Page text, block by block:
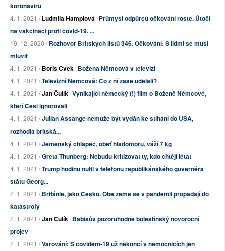
koronaviru
4. 1. 2021 /Ludmila Hamplová Průmysl odpůrců očkování roste. Útočí
na vakcinaci proti covid-19. ...
19. 12. 2020 /Rozhovor Britských listů 346. Očkování: S lidmi se musí
mluvit
4. 1. 2021 /Boris Cvek Božena Němcová v televizi
4. 1. 2021 /Televizní Němcová: Co z ní zase udělali?
4. 1. 2021 /Jan Čulík Vynikající německý (!) film o Boženě Němcové,
kteří Češi ignorovali
4. 1. 2021 /Julian Assange nemůže být vydán ke stíhání do USA,
rozhodla britská...
4. 1. 2021 /Jemenský chlapec, oběť hladomoru, váží 7 kg
4. 1. 2021 /Greta Thunberg: Nebudu kritizovat ty, kdo chtějí létat
4. 1. 2021 /Trump hodinu nutil v telefonu republikánského guvernéra
státu Georg...
2. 1. 2021 /Británie, jako Česko. Obě země se v pandemii propadají do
katastrofy
2. 1. 2021 /Jan Čulík Babišův pozoruhodně bolestínský novoroční
projev
2. 1. 2021 /Varování: S covidem-19 už nekončí v nemocnicích jen